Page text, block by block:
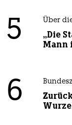
5 Über
„Die
Mann
6